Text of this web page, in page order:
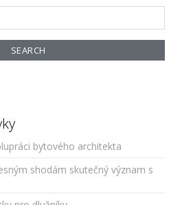
bytového architekta
shodám skutečný význam s